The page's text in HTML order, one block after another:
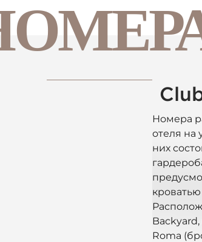
Номера
отеля на
них
Roma